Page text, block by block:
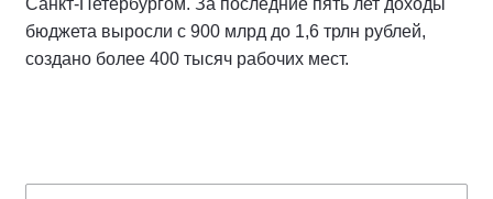
Санкт-Петербургом. За последние пять лет доходы
бюджета выросли с 900 млрд до 1,6 трлн рублей,
создано более 400 тысяч рабочих мест.